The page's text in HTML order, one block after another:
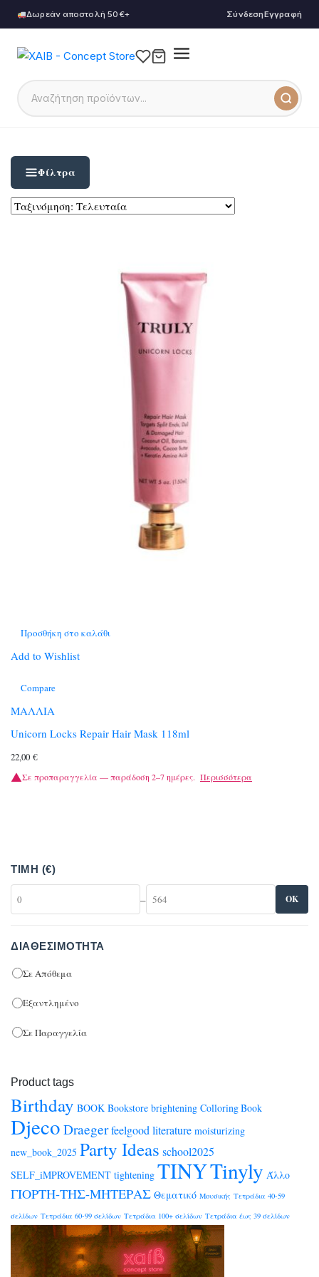
Δωρεάν αποστολή 50€+ ΣύνδεσηΕγγραφή
Φίλτρα
Προσθήκη στο καλάθι
Add to Wishlist
Compare
ΜΑΛΛΙΑ
Unicorn Locks Repair Hair Mask 118ml
22,00 €
Σε προπαραγγελία — παράδοση 2–7 ημέρες. Περισσότερα
ΤΙΜΉ (€)
– OK
ΔΙΑΘΕΣΙΜΌΤΗΤΑ
Σε Απόθεμα
Εξαντλημένο
Σε Παραγγελία
Product tags
Birthday BOOK Bookstore brightening Colloring Book
Djeco Draegerfeelgood literature moisturizing
new_book_2025 Party Ideas school2025
SELF_iMPROVEMENT tightening TINYTinyly Άλλο
ΓΙΟΡΤΗ-ΤΗΣ-ΜΗΤΕΡΑΣ Θεματικό Μουσικής Τετράδια 40-59
σελίδων Τετράδια 60-99 σελίδων Τετράδια 100+ σελίδων Τετράδια έως 39 σελίδων